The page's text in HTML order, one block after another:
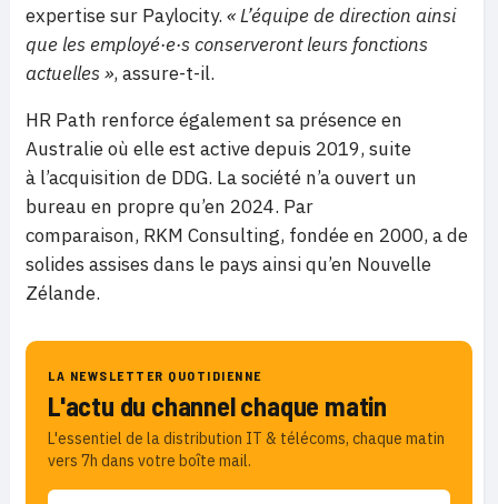
expertise sur Paylocity. « L’équipe de direction ainsi
que les employé·e·s conserveront leurs fonctions
actuelles », assure-t-il.
HR Path renforce également sa présence en
Australie où elle est active depuis 2019, suite
à l’acquisition de DDG. La société n’a ouvert un
bureau en propre qu’en 2024. Par
comparaison, RKM Consulting, fondée en 2000, a de
solides assises dans le pays ainsi qu’en Nouvelle
Zélande.
LA NEWSLETTER QUOTIDIENNE
L'actu du channel chaque matin
L'essentiel de la distribution IT & télécoms, chaque matin
vers 7h dans votre boîte mail.